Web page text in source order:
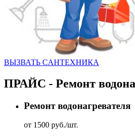
ВЫЗВАТЬ CАНТЕХНИКА
ПРАЙС - Ремонт
Ремонт водонагревателя
от 1500 руб./шт.